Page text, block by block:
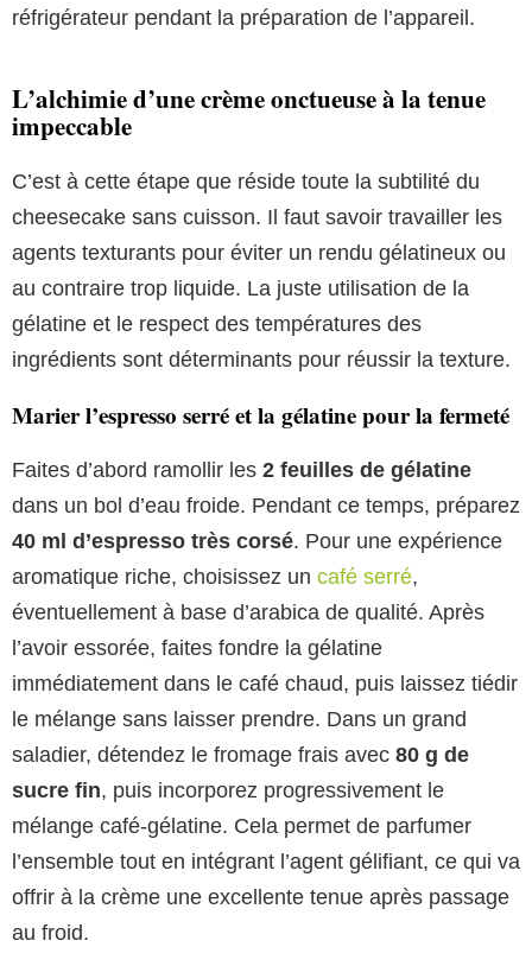
réfrigérateur pendant la préparation de l’appareil.
L’alchimie d’une crème onctueuse à la tenue
impeccable
C’est à cette étape que réside toute la subtilité du
cheesecake sans cuisson. Il faut savoir travailler les
agents texturants pour éviter un rendu gélatineux ou
au contraire trop liquide. La juste utilisation de la
gélatine et le respect des températures des
ingrédients sont déterminants pour réussir la texture.
Marier l’espresso serré et la gélatine pour la fermeté
Faites d’abord ramollir les 2 feuilles de gélatine
dans un bol d’eau froide. Pendant ce temps, préparez
40 ml d’espresso très corsé. Pour une expérience
aromatique riche, choisissez un café serré,
éventuellement à base d’arabica de qualité. Après
l’avoir essorée, faites fondre la gélatine
immédiatement dans le café chaud, puis laissez tiédir
le mélange sans laisser prendre. Dans un grand
saladier, détendez le fromage frais avec 80 g de
sucre fin, puis incorporez progressivement le
mélange café-gélatine. Cela permet de parfumer
l’ensemble tout en intégrant l’agent gélifiant, ce qui va
offrir à la crème une excellente tenue après passage
au froid.